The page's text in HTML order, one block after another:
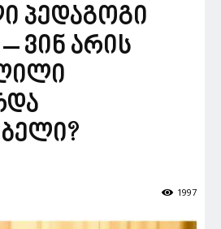
პედაგოგი
ვინ არის
1997